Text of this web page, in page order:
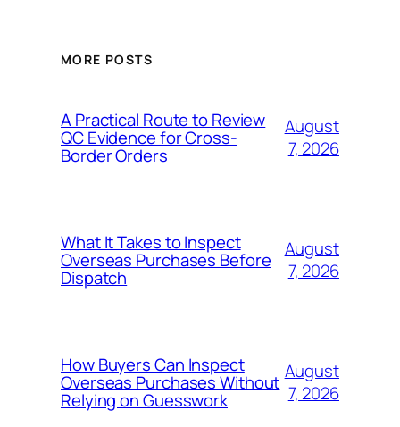
MORE POSTS
A Practical Route to Review
QC Evidence for Cross-
Border Orders
August
7, 2026
What It Takes to Inspect
Overseas Purchases Before
Dispatch
August
7, 2026
How Buyers Can Inspect
Overseas Purchases Without
Relying on Guesswork
August
7, 2026